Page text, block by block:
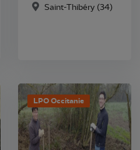
Saint-Thibéry (34)
LPO Occitanie